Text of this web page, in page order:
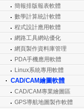
簡報排版報表軟體
數學計算統計軟體
程式設計應用軟體
網路工具網站優化
網頁製作資料庫管理
PDA手機應用軟體
Linux系統專用軟體
CAD/CAM繪圖軟體
CAD/CAM專業繪圖區
GPS導航地圖製作軟體